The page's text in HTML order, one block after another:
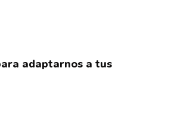
adaptarnos a tus